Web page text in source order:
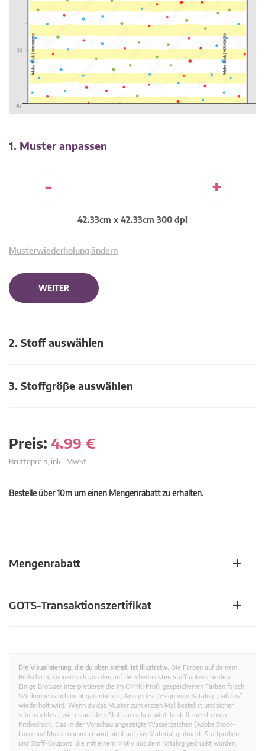
1. Muster anpassen
- +
42.33cm x 42.33cm 300 dpi
Musterwiederholung ändern
WEITER
2. Stoff auswählen
3. Stoffgröβe auswählen
Preis: 4.99 €
Bruttopreis, inkl. MwSt.
Bestelle über 10m um einen Mengenrabatt zu erhalten.
Mengenrabatt
GOTS-Transaktionszertifikat
Die Visualisierung, die du oben siehst, ist illustrativ. Die Farben auf deinem
Bildschirm, können sich von den auf dem bedruckten Stoff unterscheiden.
Einige Browser interpretieren die im CMYK-Profil gespeicherten Farben falsch.
Wir können auch nicht garantieren, dass jedes Design vom Katalog „nahtlos”
wiederholt wird. Wenn du das Muster zum ersten Mal bestellst und sicher
sein möchtest, wie es auf dem Stoff aussehen wird, bestell zuerst einen
Probedruck. Das in der Vorschau angezeigte Wasserzeichen (Adobe Stock-
Logo und Musternummer) wird nicht auf das Material gedruckt. Stoffproben
und Stoff-Coupons, die mit einem Motiv aus dem Katalog gedruckt wurden,